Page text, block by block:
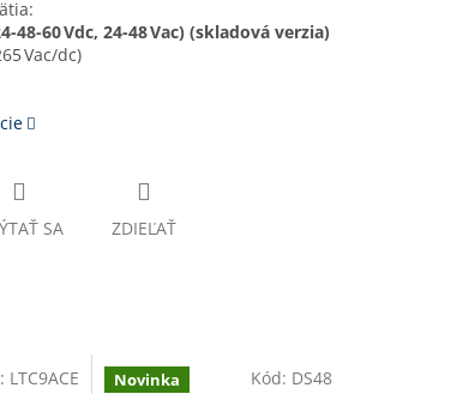
48-60 Vdc, 24-48 Vac) (skladová verzia)
Vac/dc)
SA ZDIEĽAŤ
LTC9ACE Novinka Kód: DS48